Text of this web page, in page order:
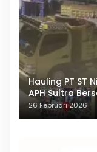
Hauling PT ST
APH Sultra
Bertindak
26 Februari 2026